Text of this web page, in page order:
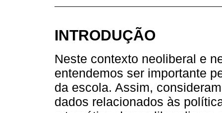
INTRODUÇÃO
Neste contexto neoliberal e
entendemos ser importante
da escola. Assim,
dados relacionados às